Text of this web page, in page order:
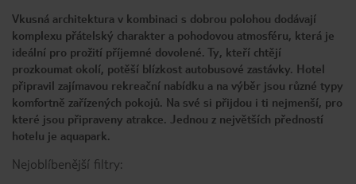
Vkusná architektura v kombinaci s dobrou polohou dodávají
komplexu přátelský charakter a pohodovou atmosféru, která je
ideální pro prožití příjemné dovolené. Ty, kteří chtějí
prozkoumat okolí, potěší blízkost autobusové zastávky. Hotel
připravil zajímavou rekreační nabídku a na výběr jsou různé typy
komfortně zařízených pokojů. Na své si přijdou i ti nejmenší, pro
které jsou připraveny atrakce. Jednou z největších předností
hotelu je aquapark.
Nejoblíbenější filtry: